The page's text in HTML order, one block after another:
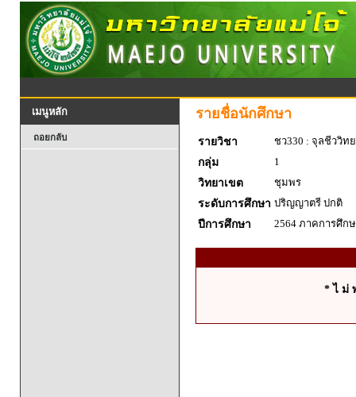
เมนูหลัก
ถอยกลับ
รายชื่อนักศึกษา
รายวิชา
ชว330 : จุลชีววิท
กลุ่ม
1
วิทยาเขต
ชุมพร
ระดับการศึกษา ปริญญาตรี ปกติ
ปีการศึกษา
2564 ภาคการศึก
* ไ ม่